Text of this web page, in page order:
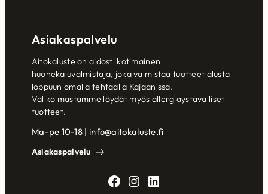
Asiakaspalvelu
Aitokaluste on aidosti kotimainen
huonekaluvalmistaja, joka valmistaa tuotteet alusta
loppuun omalla tehtaalla Kajaanissa.
Valikoimastamme löydät myös allergiaystävälliset
tuotteet.
Ma-pe 10-18 | info@aitokaluste.fi
Asiakaspalvelu
Facebook
Instagram
LinkedIn